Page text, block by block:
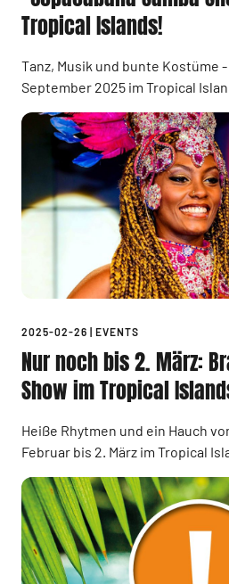
Tropical Islands!
Tanz, Musik und bunte Kostüme -
September 2025 im Tropical
2025-02-26 | EVENTS
Nur noch bis 2. März:
Show im Tropical
Heiße Rhytmen und ein Hauch
Februar bis 2. März im Tropical